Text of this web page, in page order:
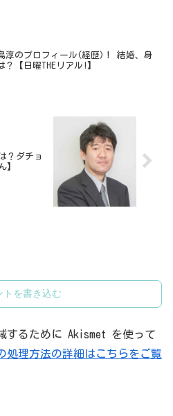
淳のプロフィール(経歴)！ 結婚、身
？【日曜THEリアル!】
？ダチョ
ん】
トを書き込む
するために Akismet を使って
処理方法の詳細はこちらをご覧